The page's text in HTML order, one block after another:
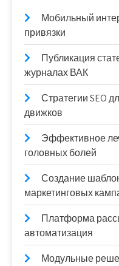
Мобильный
привязки
Публикация
журналах ВАК
Стратегии SEO
движков
Эффективное
головных болей
Создание
маркетинговых
Платформа
автоматизация
Модульные